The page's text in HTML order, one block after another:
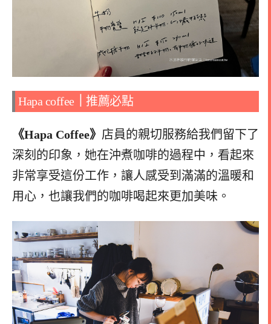
Hapa coffee 推薦必點
《Hapa Coffee》 店員的親切服務給我們留下了
深刻的印象，她在沖煮咖啡的過程中，看起來
非常享受這份工作，讓人感受到滿滿的溫暖和
用心，也讓我們的咖啡喝起來更加美味。